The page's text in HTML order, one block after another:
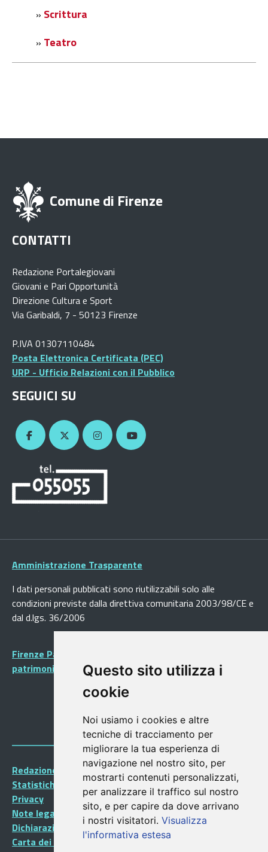
Questo sito utilizza i
cookie
Noi usiamo i cookies e altre
tecniche di tracciamento per
migliorare la tua esperienza di
navigazione nel nostro sito, per
mostrarti contenuti personalizzati,
per analizzare il traffico sul nostro
sito, e per capire da dove arrivano
i nostri visitatori. Visualizza
l'informativa estesa
» Scrittura
» Teatro
Comune di Firenze
CONTATTI
Redazione Portalegiovani
Giovani e Pari Opportunità
Direzione Cultura e Sport
Via Garibaldi, 7 - 50123 Firenze
P.IVA 01307110484
Posta Elettronica Certificata (PEC)
URP - Ufficio Relazioni con il Pubblico
SEGUICI SU
Amministrazione Trasparente
I dati personali pubblicati sono riutilizzabili solo alle
condizioni previste dalla direttiva comunitaria 2003/98/CE e
dal d.lgs. 36/2006
Firenze Patrimonio Mondiale - Centro storico di Firenze
patrimonio dell’Umanità
Redazione Portalegiovani
Statistiche
Privacy
Note legali
Dichiarazione di accessibilità
Carta dei Servizi